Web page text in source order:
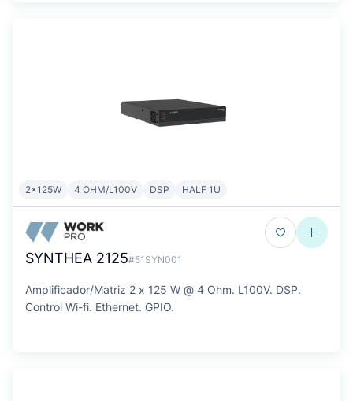
2x125W 4 OHM/L100V DSP HALF 1U
SYNTHEA 2125#51SYN001
Amplificador/Matriz 2 x 125 W @ 4 Ohm. L100V. DSP.
Control Wi-fi. Ethernet. GPIO.